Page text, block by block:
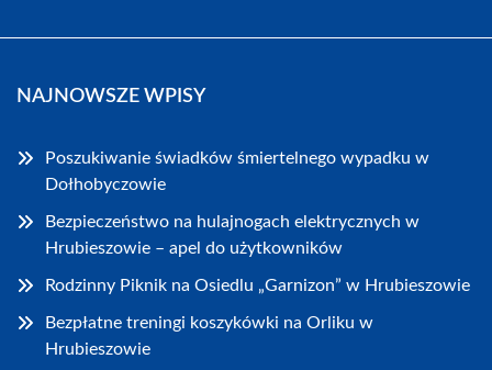
NAJNOWSZE WPISY
Poszukiwanie świadków śmiertelnego wypadku w
Dołhobyczowie
Bezpieczeństwo na hulajnogach elektrycznych w
Hrubieszowie – apel do użytkowników
Rodzinny Piknik na Osiedlu „Garnizon” w Hrubieszowie
Bezpłatne treningi koszykówki na Orliku w
Hrubieszowie